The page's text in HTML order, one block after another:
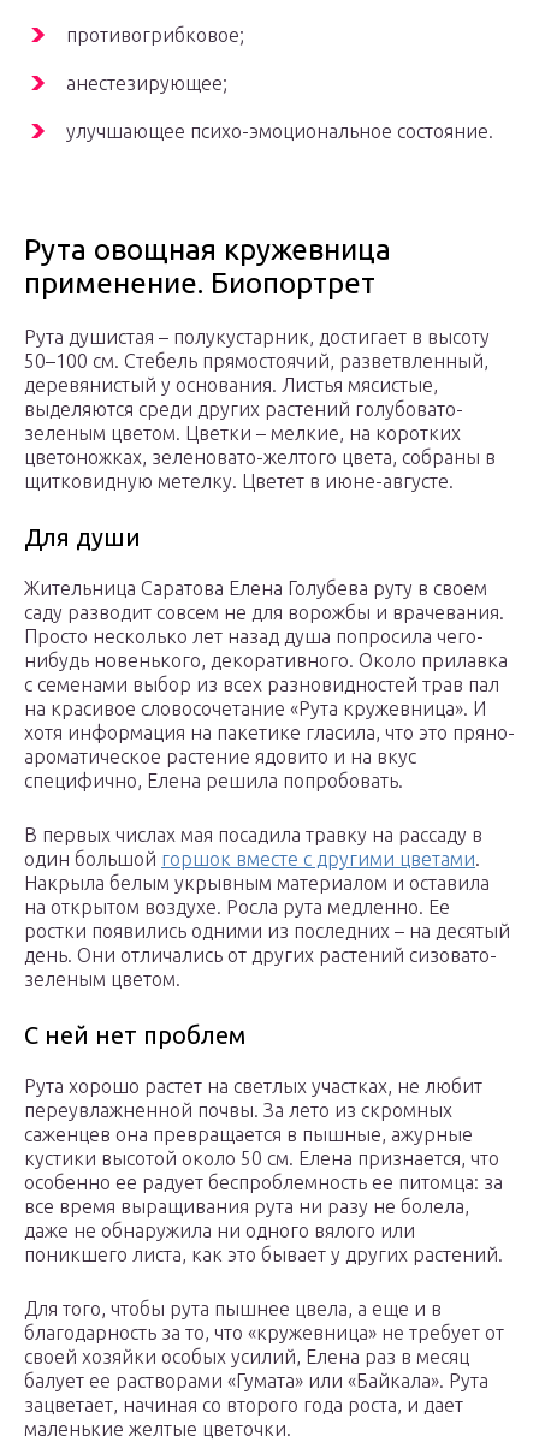
противогрибковое;
анестезирующее;
улучшающее психо-эмоциональное состояние.
Рута овощная кружевница
применение. Биопортрет
Рута душистая – полукустарник, достигает в высоту
50–100 см. Стебель прямостоячий, разветвленный,
деревянистый у основания. Листья мясистые,
выделяются среди других растений голубовато-
зеленым цветом. Цветки – мелкие, на коротких
цветоножках, зеленовато-желтого цвета, собраны в
щитковидную метелку. Цветет в июне-августе.
Для души
Жительница Саратова Елена Голубева руту в своем
саду разводит совсем не для ворожбы и врачевания.
Просто несколько лет назад душа попросила чего-
нибудь новенького, декоративного. Около прилавка
с семенами выбор из всех разновидностей трав пал
на красивое словосочетание «Рута кружевница». И
хотя информация на пакетике гласила, что это пряно-
ароматическое растение ядовито и на вкус
специфично, Елена решила попробовать.
В первых числах мая посадила травку на рассаду в
один большой горшок вместе с другими цветами.
Накрыла белым укрывным материалом и оставила
на открытом воздухе. Росла рута медленно. Ее
ростки появились одними из последних – на десятый
день. Они отличались от других растений сизовато-
зеленым цветом.
С ней нет проблем
Рута хорошо растет на светлых участках, не любит
переувлажненной почвы. За лето из скромных
саженцев она превращается в пышные, ажурные
кустики высотой около 50 см. Елена признается, что
особенно ее радует беспроблемность ее питомца: за
все время выращивания рута ни разу не болела,
даже не обнаружила ни одного вялого или
поникшего листа, как это бывает у других растений.
Для того, чтобы рута пышнее цвела, а еще и в
благодарность за то, что «кружевница» не требует от
своей хозяйки особых усилий, Елена раз в месяц
балует ее растворами «Гумата» или «Байкала». Рута
зацветает, начиная со второго года роста, и дает
маленькие желтые цветочки.